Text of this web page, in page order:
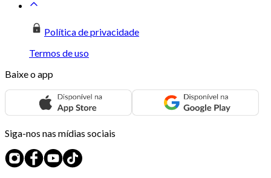
Política de privacidade
Termos de uso
Baixe o app
Siga-nos nas mídias sociais